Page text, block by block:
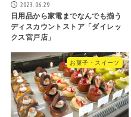
2023.06.29
日用品から家電までなんでも揃う
ディスカウントストア「ダイレッ
クス宮戸店」
お菓子・スイーツ